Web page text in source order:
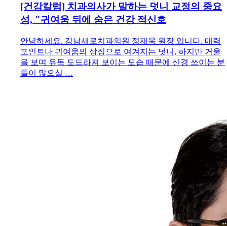
[건강칼럼] 치과의사가 말하는 덧니 교정의 중요
성, "귀여움 뒤에 숨은 건강 적신호
안녕하세요. 강남새로치과의원 정재욱 원장 입니다. 매력
포인트나 귀여움의 상징으로 여겨지는 덧니, 하지만 거울
을 보며 유독 도드라져 보이는 모습 때문에 신경 쓰이는 분
들이 많으실 …